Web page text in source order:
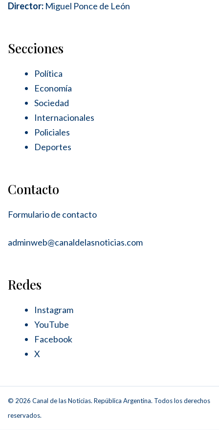
Director: Miguel Ponce de León
Secciones
Política
Economía
Sociedad
Internacionales
Policiales
Deportes
Contacto
Formulario de contacto
adminweb@canaldelasnoticias.com
Redes
Instagram
YouTube
Facebook
X
© 2026 Canal de las Noticias. República Argentina. Todos los derechos
reservados.